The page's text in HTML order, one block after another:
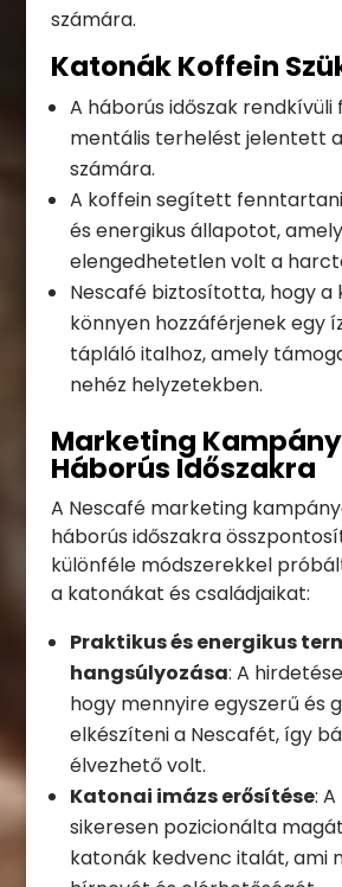
számára.
Katonák Koffein
A háborús időszak rendkívüli
mentális terhelést jelentett
számára.
A koffein segített
és energikus állapotot, amely
elengedhetetlen volt a
Nescafé biztosította, hogy a
könnyen hozzáférjenek egy
tápláló italhoz, amely
nehéz helyzetekben.
Marketing
Háborús Időszakra
A Nescafé marketing
háborús időszakra
különféle módszerekkel
a katonákat és családjaikat:
Praktikus és energikus
hangsúlyozása: A
hogy mennyire egyszerű és
elkészíteni a Nescafét, így
élvezhető volt.
Katonai imázs erősítése:
sikeresen pozicionálta
katonák kedvenc italát, ami